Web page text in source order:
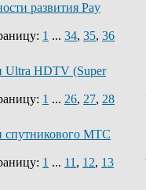
развития Pay
1 ... 34, 35, 36
Ultra HDTV (Super
1 ... 26, 27, 28
спутникового МТС
1 ... 11 , 12, 13